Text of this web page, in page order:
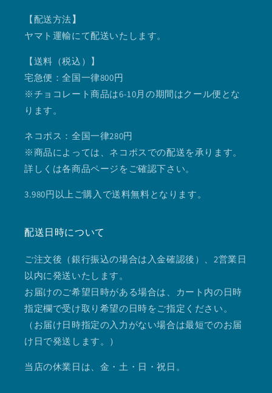
【配送方法】
ヤマト運輸にて配送いたします。
【送料（税込）】
宅急便：全国一律800円
※チョコレート商品は6-10月の期間はクール便とな
ります。
ネコポス：全国一律280円
※商品によっては、ネコポスでの配送を承ります。
詳しくは各商品ページをご確認下さい。
3.980円以上ご購入で送料無料となります。
配送日時について
ご注文後（銀行振込の場合は入金確認後）、2営業日
以内に発送いたします。
お届けのご希望日時がある場合は、カート内の日時
指定欄で受け取り希望の日時をご指定ください。
（お届け日時指定の入力がない場合は最短でのお届
け日で発送します。）
当店の休業日は、金・土・日・祝日。